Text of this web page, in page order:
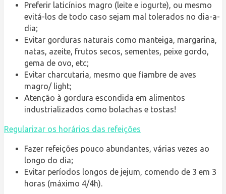
Preferir laticínios magro (leite e iogurte), ou mesmo
evitá-los de todo caso sejam mal tolerados no dia-a-
dia;
Evitar gorduras naturais como manteiga, margarina,
natas, azeite, frutos secos, sementes, peixe gordo,
gema de ovo, etc;
Evitar charcutaria, mesmo que fiambre de aves
magro/ light;
Atenção à gordura escondida em alimentos
industrializados como bolachas e tostas!
Regularizar os horários das refeições
Fazer refeições pouco abundantes, várias vezes ao
longo do dia;
Evitar períodos longos de jejum, comendo de 3 em 3
horas (máximo 4/4h).